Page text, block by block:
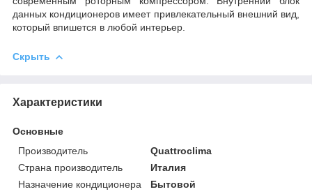
данных кондиционеров имеет привлекательный внешний вид,
который впишется в любой интерьер.
Скрыть
Характеристики
Основные
Производитель
Quattroclima
Страна производитель
Италия
Назначение кондиционера
Бытовой